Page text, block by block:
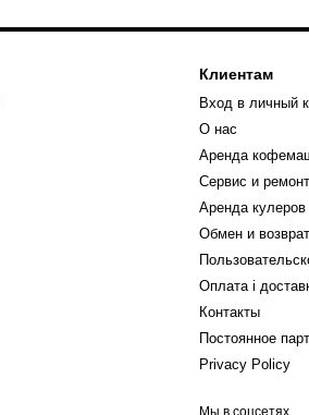
Клиентам
Вход в личный
О нас
Аренда
Сервис и
Аренда
Обмен и возврат
Оплата і
Контакты
Постоянное
Privacy Policy
Мы в соцсетях